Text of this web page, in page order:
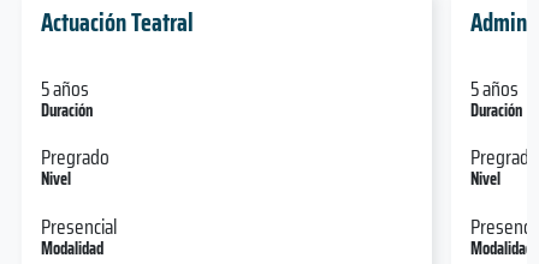
Actuación Teatral
5 años
Duración
Pregrado
Nivel
Presencial
Modalidad
5 años
Duración
Pregrado
Nivel
Modalidad